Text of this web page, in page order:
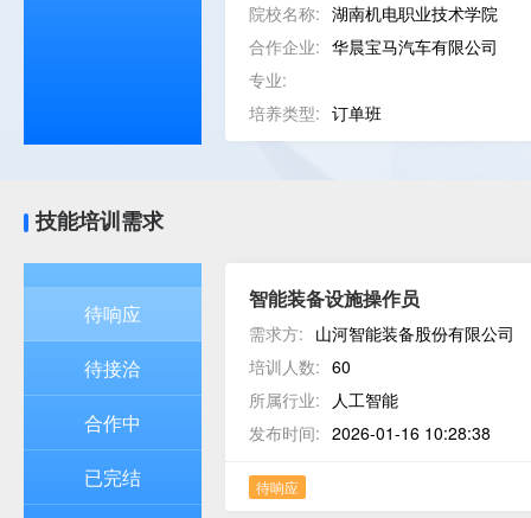
院校名称: 湖南机电职业技术学院
合作企业: 华晨宝马汽车有限公司
专业:
培养类型: 订单班
技能培训需求
待响应
待接洽
合作中
已完结
智能装备设施操作员
需求方: 山河智能装备股份有限公司
培训人数: 60
所属行业:
人工智能
发布时间: 2026-01-16 10:28:38
待响应